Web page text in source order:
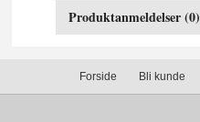
Produktanmeldelser (0)
Forside Bli kunde